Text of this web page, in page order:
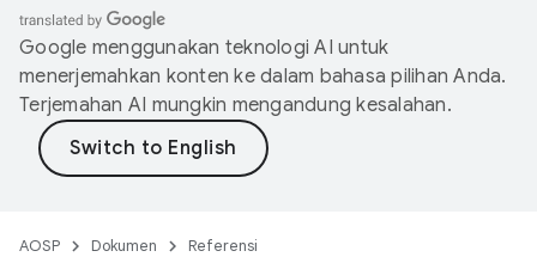
Google menggunakan teknologi AI untuk
menerjemahkan konten ke dalam bahasa pilihan Anda.
Terjemahan AI mungkin mengandung kesalahan.
AOSP Dokumen Referensi